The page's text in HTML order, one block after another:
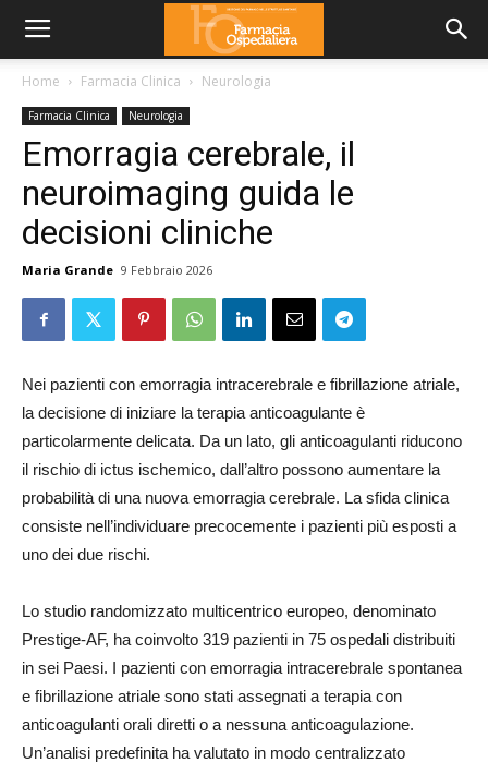
Home Farmacia Clinica Neurologia
Farmacia Clinica Neurologia
Emorragia cerebrale, il
neuroimaging guida le
decisioni cliniche
Maria Grande 9 Febbraio 2026
Nei pazienti con emorragia intracerebrale e fibrillazione atriale,
la decisione di iniziare la terapia anticoagulante è
particolarmente delicata. Da un lato, gli anticoagulanti riducono
il rischio di ictus ischemico, dall’altro possono aumentare la
probabilità di una nuova emorragia cerebrale. La sfida clinica
consiste nell’individuare precocemente i pazienti più esposti a
uno dei due rischi.
Lo studio randomizzato multicentrico europeo, denominato
Prestige-AF, ha coinvolto 319 pazienti in 75 ospedali distribuiti
in sei Paesi. I pazienti con emorragia intracerebrale spontanea
e fibrillazione atriale sono stati assegnati a terapia con
anticoagulanti orali diretti o a nessuna anticoagulazione.
Un’analisi predefinita ha valutato in modo centralizzato